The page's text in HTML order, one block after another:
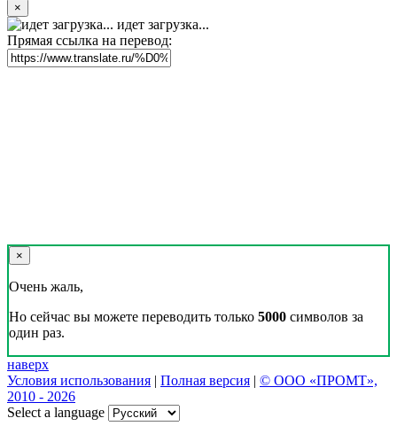
×
идет загрузка...
Прямая ссылка на перевод:
×
Очень жаль,
Но сейчас вы можете переводить только 5000 символов за
один раз.
наверх
Условия использования | Полная версия | © ООО «ПРОМТ»,
2010 - 2026
Select a language